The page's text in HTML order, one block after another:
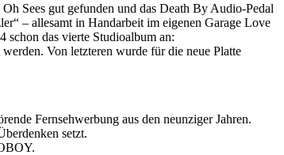
Sees gut gefunden und das Death By Audio-Pedal
– allesamt in Handarbeit im eigenen Garage Love
das vierte Studioalbum an:
Von letzteren wurde für die neue Platte
Fernsehwerbung aus den neunziger Jahren.
setzt.